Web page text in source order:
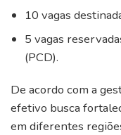
10 vagas
5 vagas
(PCD).
De acordo com a
efetivo busca
em diferentes